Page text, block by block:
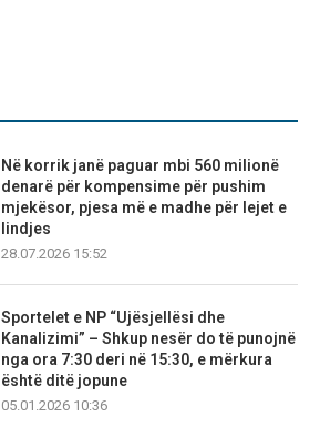
Në korrik janë paguar mbi 560 milionë
denarë për kompensime për pushim
mjekësor, pjesa më e madhe për lejet e
lindjes
28.07.2026 15:52
Sportelet e NP “Ujësjellësi dhe
Kanalizimi” – Shkup nesër do të punojnë
nga ora 7:30 deri në 15:30, e mërkura
është ditë jopune
05.01.2026 10:36